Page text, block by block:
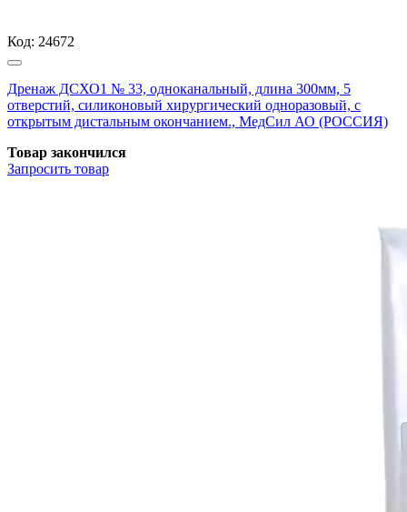
Код: 24672
Дренаж ДСХО1 № 33, одноканальный, длина 300мм, 5
отверстий, силиконовый хирургический одноразовый, с
открытым дистальным окончанием., МедСил АО (РОССИЯ)
Товар закончился
Запросить товар